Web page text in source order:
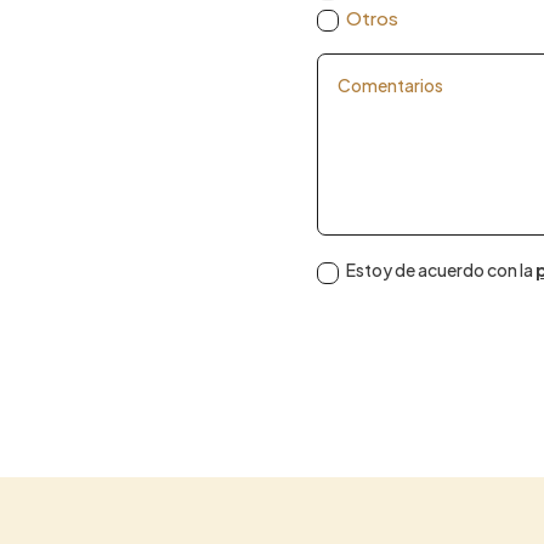
Otros
Estoy de acuerdo con la